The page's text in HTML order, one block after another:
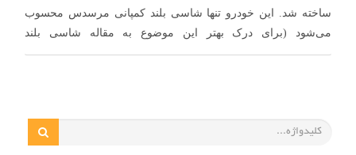
ساخته شد. این خودرو تنها شاسی بلند کمپانی مرسدس محسوب
می‌شود (برای درک بهتر این موضوع به مقاله شاسی بلند
واقعی رجوع کنید). این خودرو در طی سال‌ها چند بار …